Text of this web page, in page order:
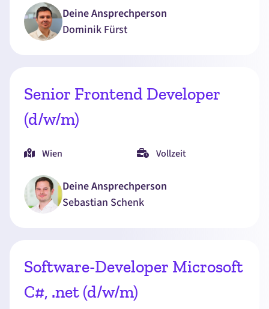
Deine Ansprechperson
Dominik Fürst
Senior Frontend Developer
(d/w/m)
Wien Vollzeit
Deine Ansprechperson
Sebastian Schenk
Software-Developer Microsoft
C#, .net (d/w/m)